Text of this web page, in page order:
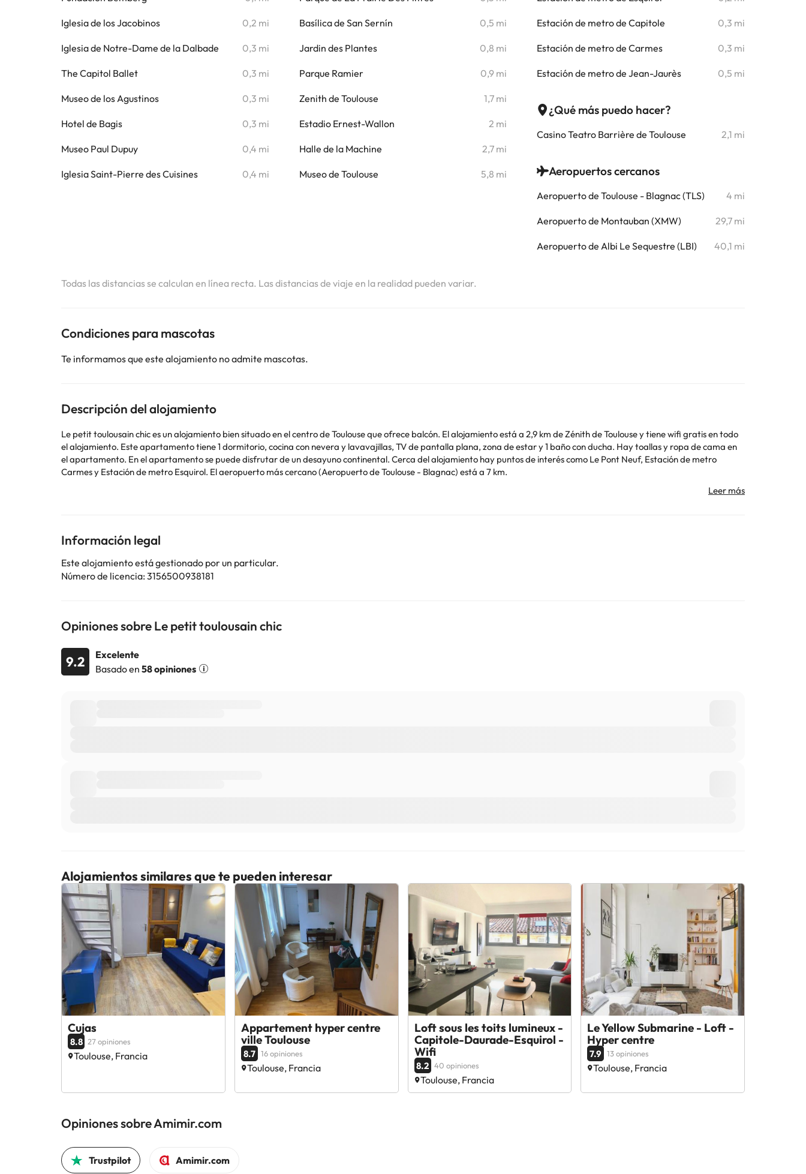
Iglesia de los Jacobinos 0,2 mi
Iglesia de Notre-Dame de la Dalbade 0,3 mi
The Capitol Ballet 0,3 mi
Museo de los Agustinos 0,3 mi
Hotel de Bagis 0,3 mi
Museo Paul Dupuy 0,4 mi
Iglesia Saint-Pierre des Cuisines 0,4 mi
Basílica de San Sernín 0,5 mi
Jardin des Plantes 0,8 mi
Parque Ramier 0,9 mi
Zenith de Toulouse 1,7 mi
Estadio Ernest-Wallon 2 mi
Halle de la Machine 2,7 mi
Museo de Toulouse 5,8 mi
Estación de metro de Capitole 0,3 mi
Estación de metro de Carmes 0,3 mi
Estación de metro de Jean-Jaurès 0,5 mi
¿Qué más puedo hacer?
Casino Teatro Barrière de Toulouse 2,1 mi
Aeropuertos cercanos
Aeropuerto de Toulouse - Blagnac (TLS) 4 mi
Aeropuerto de Montauban (XMW) 29,7 mi
Aeropuerto de Albi Le Sequestre (LBI) 40,1 mi
Todas las distancias se calculan en línea recta. Las distancias de viaje en la realidad pueden variar.
Condiciones para mascotas
Te informamos que este alojamiento no admite mascotas.
Descripción del alojamiento
Le petit toulousain chic es un alojamiento bien situado en el centro de Toulouse que ofrece balcón. El alojamiento está a 2,9 km de Zénith de Toulouse y tiene wifi gratis en todo
el alojamiento. Este apartamento tiene 1 dormitorio, cocina con nevera y lavavajillas, TV de pantalla plana, zona de estar y 1 baño con ducha. Hay toallas y ropa de cama en
el apartamento. En el apartamento se puede disfrutar de un desayuno continental. Cerca del alojamiento hay puntos de interés como Le Pont Neuf, Estación de metro
Carmes y Estación de metro Esquirol. El aeropuerto más cercano (Aeropuerto de Toulouse - Blagnac) está a 7 km.
utilizar el apartado de peticiones especiales al hacer la reserva o ponerte en contacto directamente con el alojamiento. Los datos de contacto aparecen en la confirmación de
Algunos de los servicios detallados pueden ser de pago. Puedes consultar sus tarifas directamente en el establecimiento. Toda la información de esta ficha está sujeta a
Información legal
Este alojamiento está gestionado por un particular.
Número de licencia: 3156500938181
Opiniones sobre Le petit toulousain chic
9.2
Excelente
Basado en 58 opiniones
Alojamientos similares que te pueden interesar
Cujas
8.8 27 opiniones
Toulouse, Francia
Appartement hyper centre
ville Toulouse
8.7 16 opiniones
Toulouse, Francia
Loft sous les toits lumineux -
Capitole-Daurade-Esquirol -
Wifi
8.2 40 opiniones
Toulouse, Francia
Le Yellow Submarine - Loft -
Hyper centre
7.9 13 opiniones
Toulouse, Francia
Opiniones sobre Amimir.com
Trustpilot Amimir.com